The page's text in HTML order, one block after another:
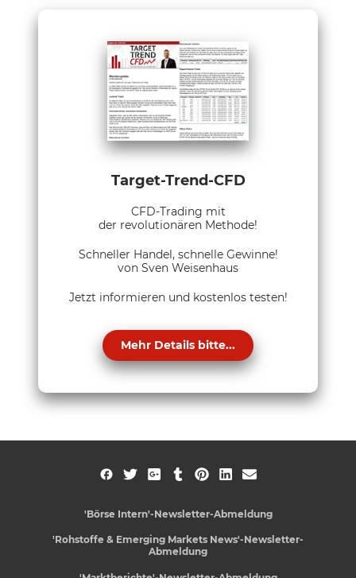
Target-Trend-CFD
CFD-Trading mit
der revolutionären Methode!
Schneller Handel, schnelle Gewinne!
von Sven Weisenhaus
Jetzt informieren und kostenlos testen!
Mehr Details bitte...
'Börse Intern'-Newsletter-Abmeldung
'Rohstoffe & Emerging Markets News'-Newsletter-
Abmeldung